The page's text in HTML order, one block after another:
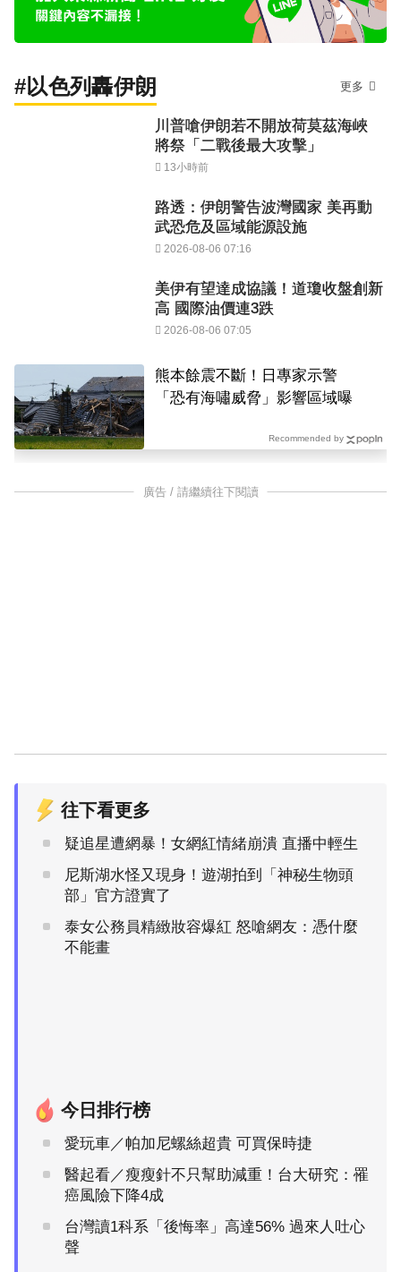
#以色列轟伊朗 更多
川普嗆伊朗若不開放荷莫茲海峽
將祭「二戰後最大攻擊」
13小時前
路透：伊朗警告波灣國家 美再動
武恐危及區域能源設施
2026-08-06 07:16
美伊有望達成協議！道瓊收盤創新
高 國際油價連3跌
2026-08-06 07:05
熊本餘震不斷！日專家示警
「恐有海嘯威脅」影響區域曝
Recommended by
廣告 / 請繼續往下閱讀
往下看更多
疑追星遭網暴！女網紅情緒崩潰 直播中輕生
尼斯湖水怪又現身！遊湖拍到「神秘生物頭
部」官方證實了
泰女公務員精緻妝容爆紅 怒嗆網友：憑什麼
不能畫
今日排行榜
愛玩車／帕加尼螺絲超貴 可買保時捷
醫起看／瘦瘦針不只幫助減重！台大研究：罹
癌風險下降4成
台灣讀1科系「後悔率」高達56% 過來人吐心
聲